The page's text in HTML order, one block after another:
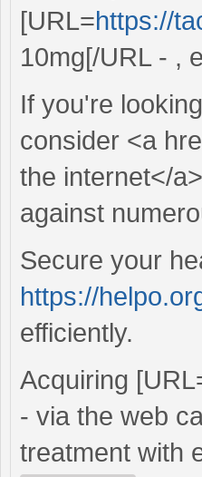
[URL=https://
10mg[/URL - ,
If you're
consider <a
the internet</
against
Secure your
https://
efficiently.
Acquiring
- via the web
treatment with